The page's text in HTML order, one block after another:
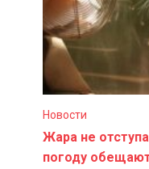
Новости
Жара не
погоду